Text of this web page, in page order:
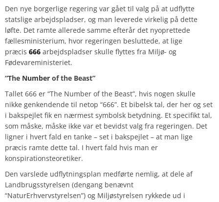
Den nye borgerlige regering var gået til valg på at udflytte
statslige arbejdspladser, og man leverede virkelig på dette
løfte. Det ramte allerede samme efterår det nyoprettede
fællesministerium, hvor regeringen besluttede, at lige
præcis 666 arbejdspladser skulle flyttes fra Miljø- og
Fødevareministeriet.
“The Number of the Beast”
Tallet 666 er “The Number of the Beast”, hvis nogen skulle
nikke genkendende til netop “666”. Et bibelsk tal, der her og set
i bakspejlet fik en nærmest symbolsk betydning. Et specifikt tal,
som måske, måske ikke var et bevidst valg fra regeringen. Det
ligner i hvert fald en tanke – set i bakspejlet – at man lige
præcis ramte dette tal. I hvert fald hvis man er
konspirationsteoretiker.
Den varslede udflytningsplan medførte nemlig, at dele af
Landbrugsstyrelsen (dengang benævnt
“NaturErhvervstyrelsen”) og Miljøstyrelsen rykkede ud i